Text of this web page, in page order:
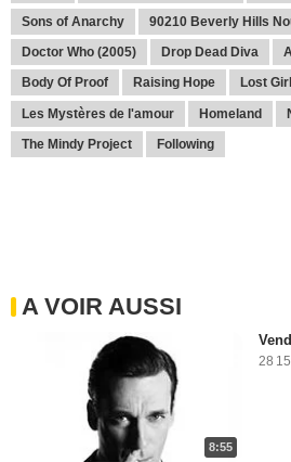
Sons of Anarchy 90210 Beverly Hills
Doctor Who (2005) Drop Dead Diva
Body Of Proof Raising Hope Lost Girl
Les Mystères de l'amour Homeland
The Mindy Project Following
A VOIR AUSSI
8:55
28